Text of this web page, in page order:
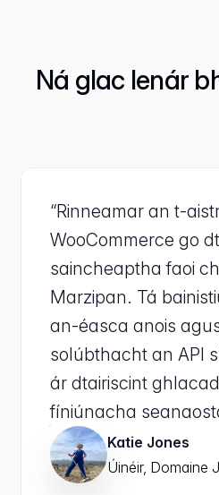
Ná glac lenár
“Rinneamar an t-
WooCommerce go
saincheaptha faoi
Marzipan. Tá
an-éasca anois
solúbthacht an API
ár dtairiscint
fíniúnacha
Katie Jones
Úinéir, Domaine